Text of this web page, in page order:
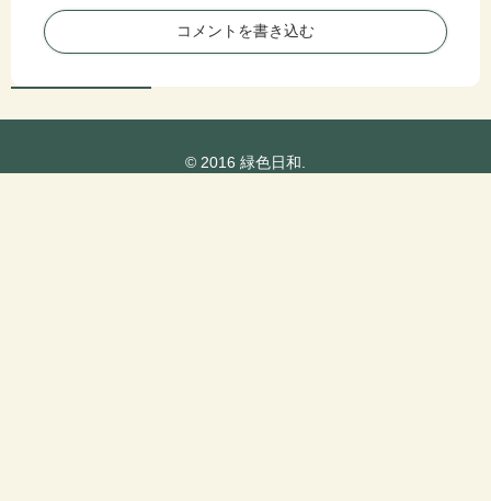
コメントを書き込む
© 2016 緑色日和.